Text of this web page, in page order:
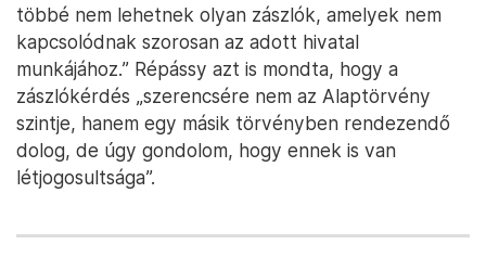
többé nem lehetnek olyan zászlók, amelyek nem
kapcsolódnak szorosan az adott hivatal
munkájához.” Répássy azt is mondta, hogy a
zászlókérdés „szerencsére nem az Alaptörvény
szintje, hanem egy másik törvényben rendezendő
dolog, de úgy gondolom, hogy ennek is van
létjogosultsága”.